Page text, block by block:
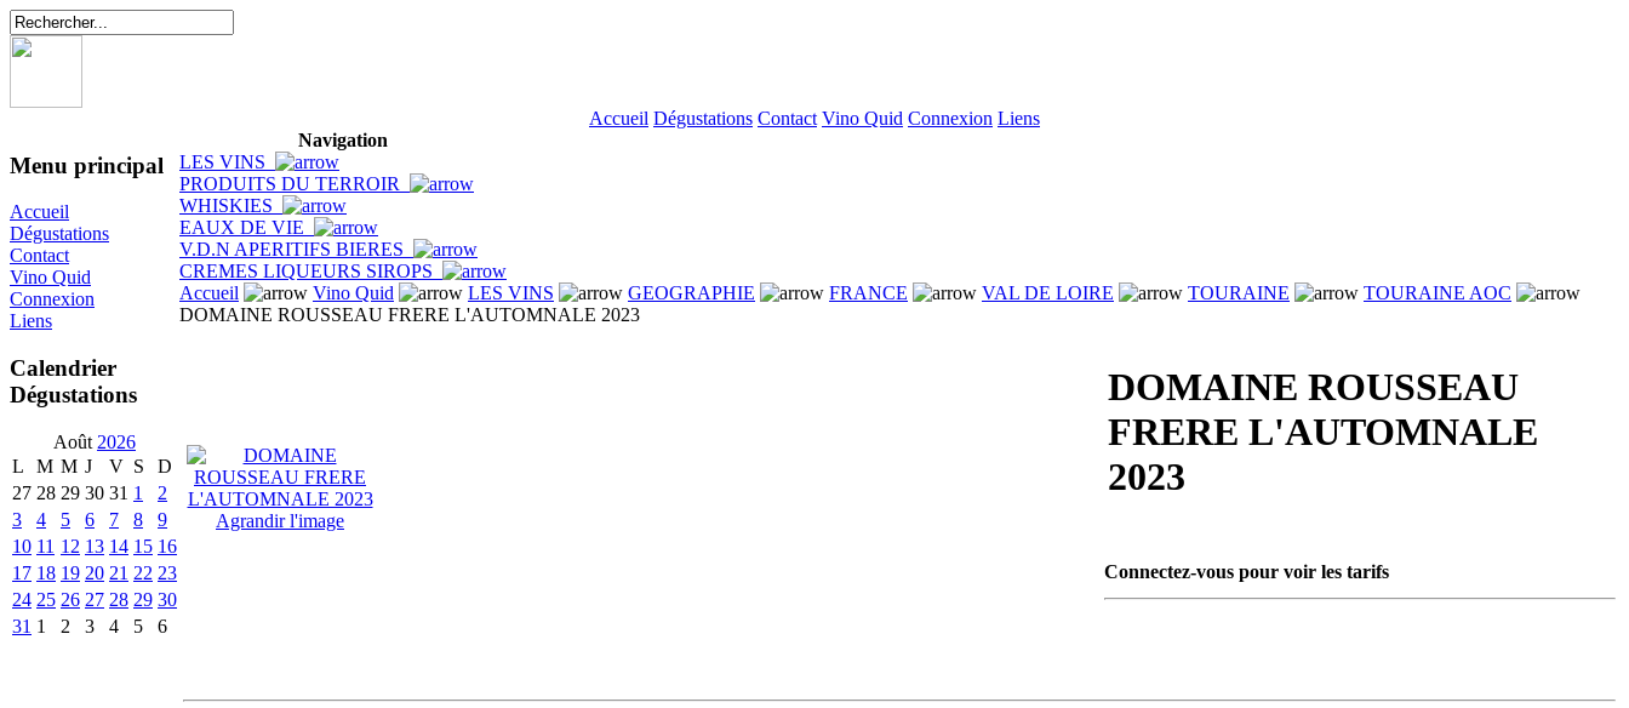
Accueil Dégustations Contact Vino Quid Connexion Liens
Menu principal
Accueil
Dégustations
Contact
Vino Quid
Connexion
Liens
Calendrier
Dégustations
Août 2026
L
M M J V S
D
27 28 29 30 31 1
2
3
4 5 6 7 8
9
10 11 12 13 14 15 16
17 18 19 20 21 22 23
24 25 26 27 28 29 30
31 1 2 3 4 5 6
Navigation
LES VINS
PRODUITS DU TERROIR
WHISKIES
EAUX DE VIE
V.D.N APERITIFS BIERES
CREMES LIQUEURS SIROPS
Accueil
Vino Quid LES VINS GEOGRAPHIE FRANCE VAL DE LOIRE TOURAINE
TOURAINE AOC
DOMAINE ROUSSEAU FRERE L'AUTOMNALE 2023
Agrandir l'image
DOMAINE ROUSSEAU
FRERE L'AUTOMNALE
2023
Connectez-vous pour voir les tarifs